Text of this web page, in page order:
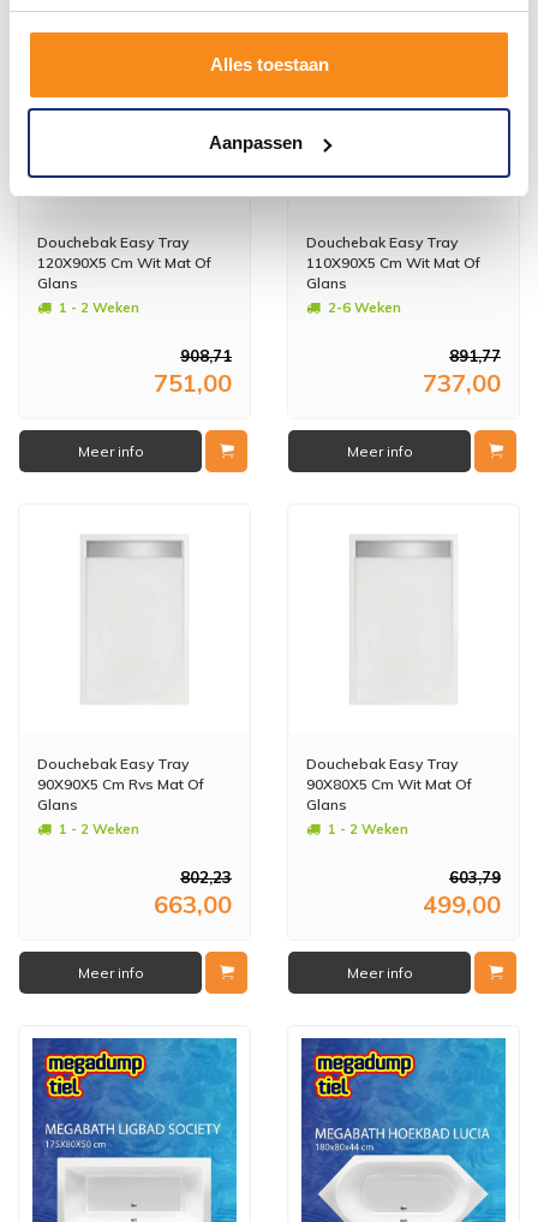
Alles toestaan
Aanpassen
Douchebak Easy Tray
120X90X5 Cm Wit Mat Of
Glans
1 - 2 Weken
908,71
751,00
Meer info
Douchebak Easy Tray
110X90X5 Cm Wit Mat Of
Glans
2-6 Weken
891,77
737,00
Meer info
Douchebak Easy Tray
90X90X5 Cm Rvs Mat Of
Glans
1 - 2 Weken
802,23
663,00
Meer info
Douchebak Easy Tray
90X80X5 Cm Wit Mat Of
Glans
1 - 2 Weken
603,79
499,00
Meer info